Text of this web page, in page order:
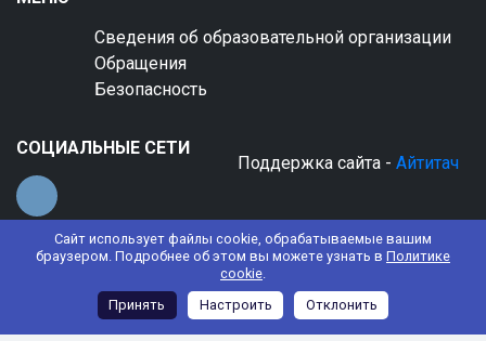
Сайт использует файлы cookie, обрабатываемые вашим
браузером. Подробнее об этом вы можете узнать в Политике
cookie.
Принять
Настроить Отклонить
Сведения об образовательной организации
Обращения
Безопасность
СОЦИАЛЬНЫЕ СЕТИ
Поддержка сайта - Айтитач
© 2022 АНО ДО "Планета детства "Лада"